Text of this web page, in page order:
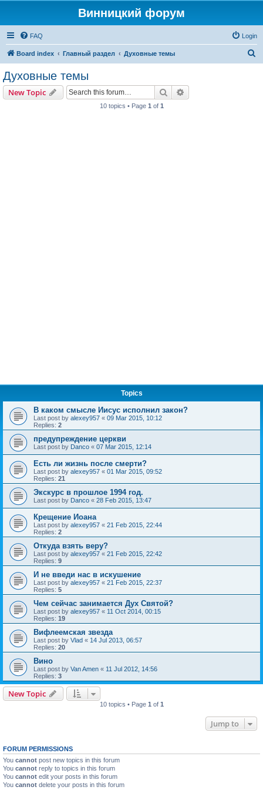
Винницкий форум
FAQ Login
Board index Главный раздел Духовные темы
Духовные темы
New Topic Search
10 topics • Page 1 of 1
Topics
В каком смысле Иисус исполнил закон?
Last post by alexey957 « 09 Mar 2015, 10:12
Replies: 2
предупреждение церкви
Last post by Danco « 07 Mar 2015, 12:14
Есть ли жизнь после смерти?
Last post by alexey957 « 01 Mar 2015, 09:52
Replies: 21
Экскурс в прошлое 1994 год.
Last post by Danco « 28 Feb 2015, 13:47
Крещение Иоана
Last post by alexey957 « 21 Feb 2015, 22:44
Replies: 2
Откуда взять веру?
Last post by alexey957 « 21 Feb 2015, 22:42
Replies: 9
И не введи нас в искушение
Last post by alexey957 « 21 Feb 2015, 22:37
Replies: 5
Чем сейчас занимается Дух Святой?
Last post by alexey957 « 11 Oct 2014, 00:15
Replies: 19
Вифлеемская звезда
Last post by Vlad « 14 Jul 2013, 06:57
Replies: 20
Вино
Last post by Van Amen « 11 Jul 2012, 14:56
Replies: 3
New Topic
10 topics • Page 1 of 1
Jump to
FORUM PERMISSIONS
You cannot post new topics in this forum
You cannot reply to topics in this forum
You cannot edit your posts in this forum
You cannot delete your posts in this forum